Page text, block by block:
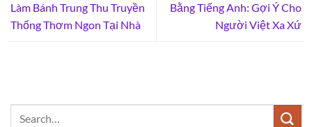
Làm Bánh Trung Thu Truyền
Thống Thơm Ngon Tại Nhà
Bằng Tiếng Anh: Gợi Ý Cho
Người Việt Xa Xứ